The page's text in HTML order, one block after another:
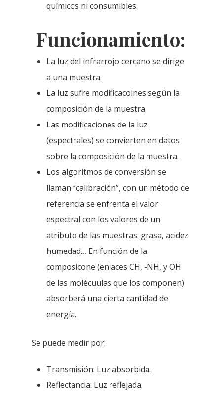
químicos ni consumibles.
Funcionamiento:
La luz del infrarrojo cercano se dirige
a una muestra.
La luz sufre modificacoines según la
composición de la muestra.
Las modificaciones de la luz
(espectrales) se convierten en datos
sobre la composición de la muestra.
Los algoritmos de conversión se
llaman “calibración”, con un método de
referencia se enfrenta el valor
espectral con los valores de un
atributo de las muestras: grasa, acidez
humedad… En función de la
composicone (enlaces CH, -NH, y OH
de las molécuulas que los componen)
absorberá una cierta cantidad de
energía.
Se puede medir por:
Transmisión: Luz absorbida.
Reflectancia: Luz reflejada.